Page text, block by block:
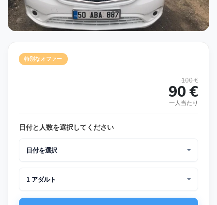
特別なオファー
100 €
90 €
一人当たり
日付と人数を選択してください
日付を選択
1 アダルト